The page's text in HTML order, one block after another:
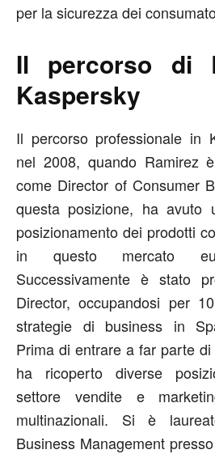
per la sicurezza dei
Il percorso di
Kaspersky
Il percorso professionale in
nel 2008, quando Ramirez
come Director of Consumer
questa posizione, ha avuto
posizionamento dei prodotti
in questo mercato
Successivamente è stato
Director, occupandosi per
strategie di business in
Prima di entrare a far parte
ha ricoperto diverse
settore vendite e
multinazionali. Si è
Business Management